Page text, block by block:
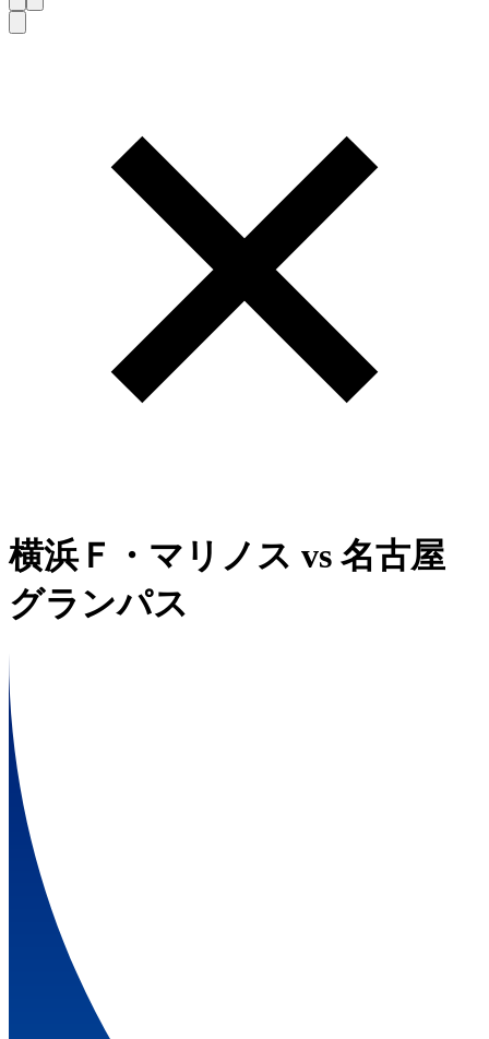
横浜Ｆ・マリノス vs 名古屋
グランパス